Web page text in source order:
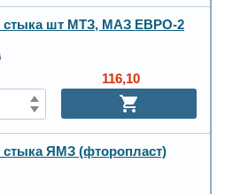
стыка шт МТЗ, МАЗ ЕВРО-2
116,10
стыка ЯМЗ (фторопласт)